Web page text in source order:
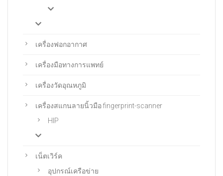
เครื่องฟอกอากาศ
เครื่องมือทางการแพทย์
เครื่องวัดอุณหภูมิ
เครื่องสแกนลายนิ้วมือ fingerprint-scanner
HIP
เน็ตเวิร์ค
อุปกรณ์เครือข่าย